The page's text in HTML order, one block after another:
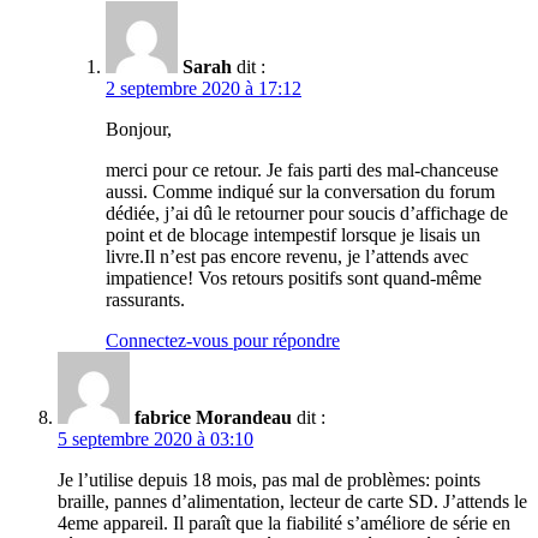
Sarah dit :
2 septembre 2020 à 17:12
Bonjour,
merci pour ce retour. Je fais parti des mal-chanceuse
aussi. Comme indiqué sur la conversation du forum
dédiée, j’ai dû le retourner pour soucis d’affichage de
point et de blocage intempestif lorsque je lisais un
livre.Il n’est pas encore revenu, je l’attends avec
impatience! Vos retours positifs sont quand-même
rassurants.
Connectez-vous pour répondre
fabrice Morandeau dit :
5 septembre 2020 à 03:10
Je l’utilise depuis 18 mois, pas mal de problèmes: points
braille, pannes d’alimentation, lecteur de carte SD. J’attends le
4eme appareil. Il paraît que la fiabilité s’améliore de série en